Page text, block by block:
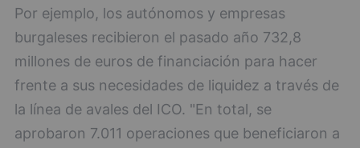
Por ejemplo, los autónomos y empresas
burgaleses recibieron el pasado año 732,8
millones de euros de financiación para hacer
frente a sus necesidades de liquidez a través de
la línea de avales del ICO. "En total, se
aprobaron 7.011 operaciones que beneficiaron a